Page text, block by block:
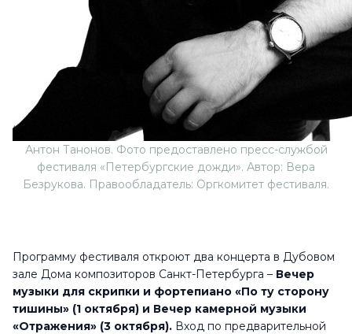
Антон Танонов. Фото предоставлено пресс-службой
фестиваля «Петербургские дожди». Автор: Вера
Безрукова. Правообладатель: Оргкомитет фестиваля.
Программу фестиваля откроют два концерта в Дубовом
зале Дома композиторов Санкт-Петербурга – Вечер
музыки для скрипки и фортепиано «По ту сторону
тишины» (1 октября) и Вечер камерной музыки
«Отражения» (3 октября). Вход по предварительной